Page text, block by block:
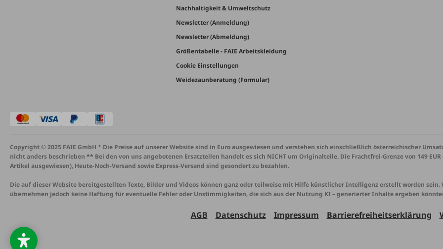
Nachhaltigkeit & Umweltschutz
Newsletter (Anmeldung)
Newsletter (Abmeldung)
Größentabelle - FAIE Arbeitskleidung
Cookie Einstellungen
Weidezaunberatung (Formular)
Copyright © 2025 FAIE GmbH * Die Preise auf unserer Website sind in Euro ausgewiesen und verstehen sich einschließlich österreichischer
nicht anders beschrieben ** Bei den von uns angebotenen Ersatzteilen handelt es sich NICHT um Originalteile. Die Frachtfrei-Grenze von 149
Artikel ausgewiesen), Heute-Noch-Versand sowie Express-Versand sind gesondert zu bezahlen.
Die auf dieser Website bereitgestellten Texte, Bilder und Videos können ganz oder teilweise mit Hilfe künstlicher Intelligenz erstellt worden
übernehmen jedoch keine Haftung für eventuelle Fehler oder Unstimmigkeiten, die sich aus der Nutzung KI – generierter Inhalte ergeben
AGB Datenschutz Impressum Barrierefreiheitserklärung